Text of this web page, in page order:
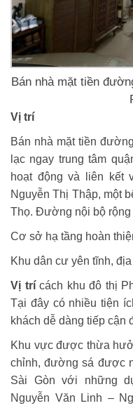
Bán nhà mặt tiền
Vị trí
Bán nhà mặt tiền
lạc ngay trung tâm
hoạt động và liên kết
Nguyễn Thị Thập, một
Thọ. Đường nội bộ rộng
Cơ sở hạ tầng hoàn
Khu dân cư yên tĩnh,
Vị trícách khu đô thị
Tại đây có nhiều tiện
khách dễ dàng tiếp cận
Khu vực được thừa
chỉnh, đường sá được
Sài Gòn với những
Nguyễn Văn Linh –